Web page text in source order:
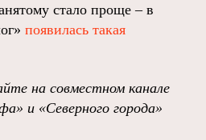
стало проще – в
появилась такая
на совместном канале
и «Северного города»